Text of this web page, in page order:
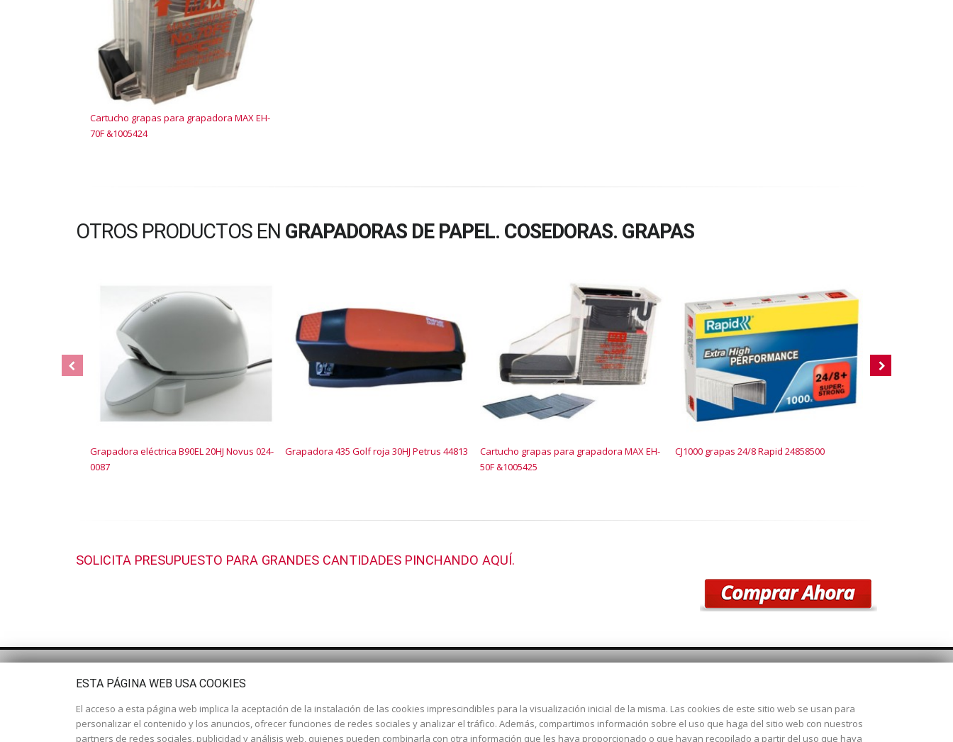
Cartucho grapas para grapadora MAX EH-
70F &1005424
OTROS PRODUCTOS EN GRAPADORAS DE PAPEL. COSEDORAS. GRAPAS
Grapadora eléctrica B90EL 20HJ Novus 024-
0087
Grapadora 435 Golf roja 30HJ Petrus 44813
Cartucho grapas para grapadora MAX EH-
50F &1005425
CJ1000 grapas 24/8 Rapid 24858500
SOLICITA PRESUPUESTO PARA GRANDES CANTIDADES PINCHANDO AQUÍ.
Dirección:c/ Cercedilla nº 14, 28925
Alcorcón
ESTA PÁGINA WEB USA COOKIES
El acceso a esta página web implica la aceptación de la instalación de las cookies imprescindibles para la visualización inicial de la misma. Las cookies de este sitio web se usan para
personalizar el contenido y los anuncios, ofrecer funciones de redes sociales y analizar el tráfico. Además, compartimos información sobre el uso que haga del sitio web con nuestros
partners de redes sociales, publicidad y análisis web, quienes pueden combinarla con otra información que les haya proporcionado o que hayan recopilado a partir del uso que haya